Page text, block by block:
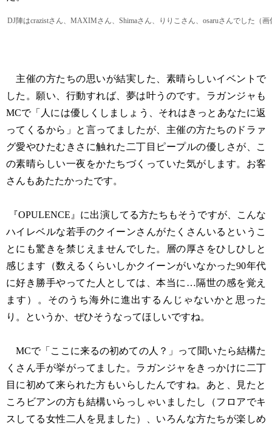
DJ陣はcrazistさん、MAXIMさん、Shimaさん、りりこさん、osaruさんでした（
主催の方たちの思いが結実した、素晴らしいイベントで
した。願い、行動すれば、夢は叶うのです。ラガンジャも
MCで「人には優しくしましょう、それはきっとあなたに返
ってくるから」と言ってましたが、主催の方たちのドラァ
グ愛やひたむきさに触れた二丁目ピープルの優しさが、こ
の素晴らしい一夜をかたちづくっていた気がします。お客
さんもあたたかったです。
『OPULENCE』に出演してる方たちもそうですが、こんな
ハイレベルな若手のクイーンさんがたくさんいるというこ
とにも驚きを禁じえませんでした。層の厚さをひしひしと
感じます（数えるくらいしかクイーンがいなかった90年代
に好き勝手やってた人としては、本当に…隔世の感を覚え
ます）。そのうち海外に進出するんじゃないかと思った
り。というか、ぜひそうなってほしいですね。
MCで「ここに来るの初めての人？」って聞いたら結構た
くさん手が挙がってました。ラガンジャをきっかけに二丁
目に初めて来られた方もいらしたんですね。あと、見たと
ころビアンの方も結構いらっしゃいましたし（フロアでキ
スしてる女性二人を見ました）、いろんな方たちが楽しめ